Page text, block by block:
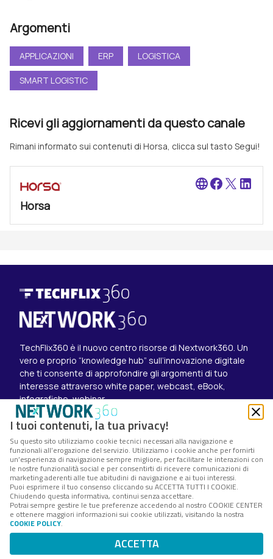
Argomenti
APPLICAZIONI ERP LOGISTICA
SMART LOGISTIC
Ricevi gli aggiornamenti da questo canale
Rimani informato sui contenuti di Horsa, clicca sul tasto Segui!
language
Horsa
TechFlix360 è il nuovo centro risorse di Nextwork360. Un
vero e proprio “knowledge hub” sull’innovazione digitale
che ti consente di approfondire gli argomenti di tuo
interesse attraverso white paper, webcast, eBook,
infografiche, webinar.
Esplora i contenuti
Canali
White paper
Eventi on demand
Eventi futuri
Seguici su
Twitter
LinkedIn
Instagram
Nextwork360 – Codice fiscale e Partita IVA 13868590962
– © 2025 Nextwork360. ALL RIGHTS RESERVED.
I tuoi contenuti, la tua privacy!
Su questo sito utilizziamo cookie tecnici necessari alla navigazione e
funzionali all’erogazione del servizio. Utilizziamo i cookie anche per fornirti
un’esperienza di navigazione sempre migliore, per facilitare le interazioni con
le nostre funzionalità social e per consentirti di ricevere comunicazioni di
marketing aderenti alle tue abitudini di navigazione e ai tuoi interessi.
Puoi esprimere il tuo consenso cliccando su ACCETTA TUTTI I COOKIE.
Chiudendo questa informativa, continui senza accettare.
Potrai sempre gestire le tue preferenze accedendo al nostro COOKIE CENTER
e ottenere maggiori informazioni sui cookie utilizzati, visitando la nostra
COOKIE POLICY.
ACCETTA